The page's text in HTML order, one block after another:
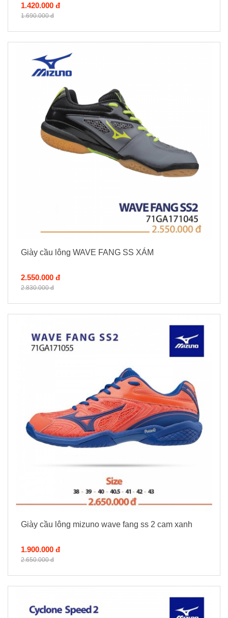
1.420.000 đ
1.690.000 đ
Giày cầu lông WAVE FANG SS XÁM
2.550.000 đ
2.830.000 đ
Giày cầu lông mizuno wave fang ss 2 cam xanh
1.900.000 đ
2.650.000 đ